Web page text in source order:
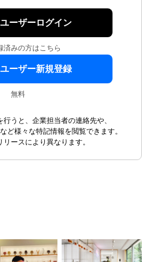
ーザーログイン
済みの方はこちら
ーザー新規登録
無料
うと、企業担当者の連絡先や、
ど様々な特記情報を閲覧できます。
ースにより異なります。